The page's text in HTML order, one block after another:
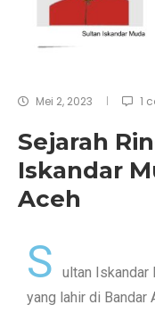
Mei 2, 2023 1
Sejarah
Iskandar
Aceh
S
ultan Iskandar
yang lahir di Bandar